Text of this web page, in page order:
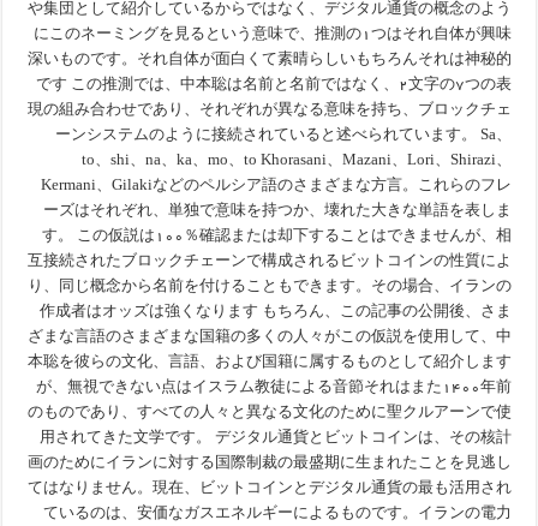
や集団として紹介しているからではなく、デジタル通貨の概念のよう
にこのネーミングを見るという意味で、推測の۱つはそれ自体が興味
深いものです。それ自体が面白くて素晴らしいもちろんそれは神秘的
です この推測では、中本聡は名前と名前ではなく、۲文字の۷つの表
現の組み合わせであり、それぞれが異なる意味を持ち、ブロックチェ
ーンシステムのように接続されていると述べられています。 Sa、
to、shi、na、ka、mo、to Khorasani、Mazani、Lori、Shirazi、
Kermani、Gilakiなどのペルシア語のさまざまな方言。これらのフレ
ーズはそれぞれ、単独で意味を持つか、壊れた大きな単語を表しま
す。 この仮説は۱۰۰％確認また​​は却下することはできませんが、相
互接続されたブロックチェーンで構成されるビットコインの性質によ
り、同じ概念から名前を付けることもできます。その場合、イランの
作成者はオッズは強くなります もちろん、この記事の公開後、さま
ざまな言語のさまざまな国籍の多くの人々がこの仮説を使用して、中
本聡を彼らの文化、言語、および国籍に属するものとして紹介します
が、無視できない点はイスラム教徒による音節それはまた۱۴۰۰年前
のものであり、すべての人々と異なる文化のために聖クルアーンで使
用されてきた文学です。 デジタル通貨とビットコインは、その核計
画のためにイランに対する国際制裁の最盛期に生まれたことを見逃し
てはなりません。現在、ビットコインとデジタル通貨の最も活用され
ているのは、安価なガスエネルギーによるものです。イランの電力